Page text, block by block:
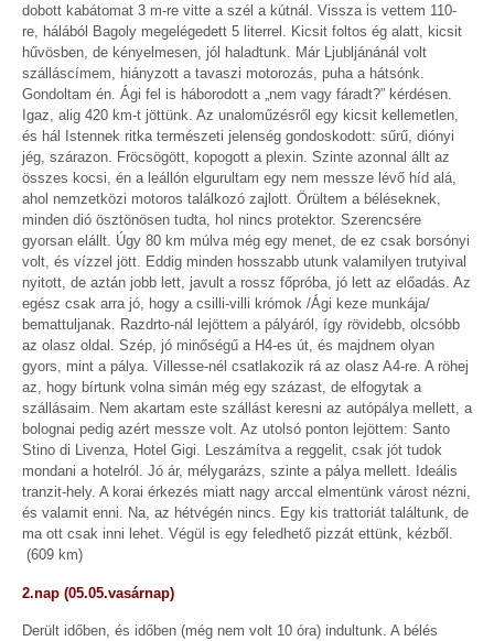
dobott kabátomat 3 m-re vitte a szél a kútnál. Vissza is vettem 110-
re, hálából Bagoly megelégedett 5 literrel. Kicsit foltos ég alatt, kicsit
hűvösben, de kényelmesen, jól haladtunk. Már Ljubljánánál volt
szálláscímem, hiányzott a tavaszi motorozás, puha a hátsónk.
Gondoltam én. Ági fel is háborodott a „nem vagy fáradt?” kérdésen.
Igaz, alig 420 km-t jöttünk. Az unaloműzésről egy kicsit kellemetlen,
és hál Istennek ritka természeti jelenség gondoskodott: sűrű, diónyi
jég, szárazon. Fröcsögött, kopogott a plexin. Szinte azonnal állt az
összes kocsi, én a leállón elgurultam egy nem messze lévő híd alá,
ahol nemzetközi motoros találkozó zajlott. Örültem a béléseknek,
minden dió ösztönösen tudta, hol nincs protektor. Szerencsére
gyorsan elállt. Úgy 80 km múlva még egy menet, de ez csak borsónyi
volt, és vízzel jött. Eddig minden hosszabb utunk valamilyen trutyival
nyitott, de aztán jobb lett, javult a rossz főpróba, jó lett az előadás. Az
egész csak arra jó, hogy a csilli-villi krómok /Ági keze munkája/
bemattuljanak. Razdrto-nál lejöttem a pályáról, így rövidebb, olcsóbb
az olasz oldal. Szép, jó minőségű a H4-es út, és majdnem olyan
gyors, mint a pálya. Villesse-nél csatlakozik rá az olasz A4-re. A röhej
az, hogy bírtunk volna simán még egy százast, de elfogytak a
szállásaim. Nem akartam este szállást keresni az autópálya mellett, a
bolognai pedig azért messze volt. Az utolsó ponton lejöttem: Santo
Stino di Livenza, Hotel Gigi. Leszámítva a reggelit, csak jót tudok
mondani a hotelról. Jó ár, mélygarázs, szinte a pálya mellett. Ideális
tranzit-hely. A korai érkezés miatt nagy arccal elmentünk várost nézni,
és valamit enni. Na, az hétvégén nincs. Egy kis trattoriát találtunk, de
ma ott csak inni lehet. Végül is egy feledhető pizzát ettünk, kézből.
(609 km)
2.nap (05.05.vasárnap)
Derült időben, és időben (még nem volt 10 óra) indultunk. A bélés